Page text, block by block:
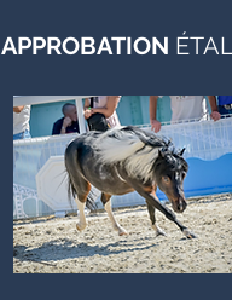
APPROBATION